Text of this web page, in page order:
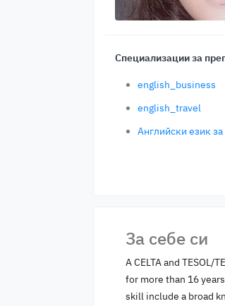
Специализации за
english_business
english_travel
Английски език
За себе си
A CELTA and
for more than 16
skill include a broad